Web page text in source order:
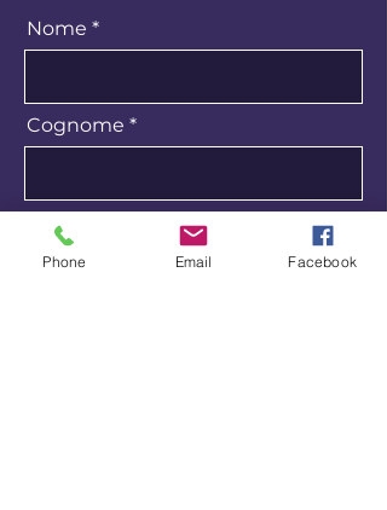
Nome
Cognome
Email
Phone Email Facebook